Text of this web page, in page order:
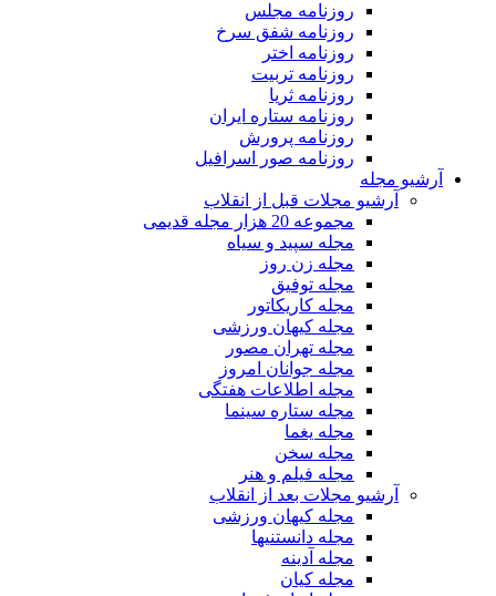
روزنامه مجلس
روزنامه شفق سرخ
روزنامه اختر
روزنامه تربیت
روزنامه ثریا
روزنامه ستاره ایران
روزنامه پرورش
روزنامه صور اسرافیل
آرشیو مجله
آرشیو مجلات قبل از انقلاب
مجموعه 20 هزار مجله قدیمی
مجله سپید و سیاه
مجله زن روز
مجله توفیق
مجله کاریکاتور
مجله کیهان ورزشی
مجله تهران مصور
مجله جوانان امروز
مجله اطلاعات هفتگی
مجله ستاره سینما
مجله یغما
مجله سخن
مجله فیلم و هنر
آرشیو مجلات بعد از انقلاب
مجله کیهان ورزشی
مجله دانستنیها
مجله آدینه
مجله کیان